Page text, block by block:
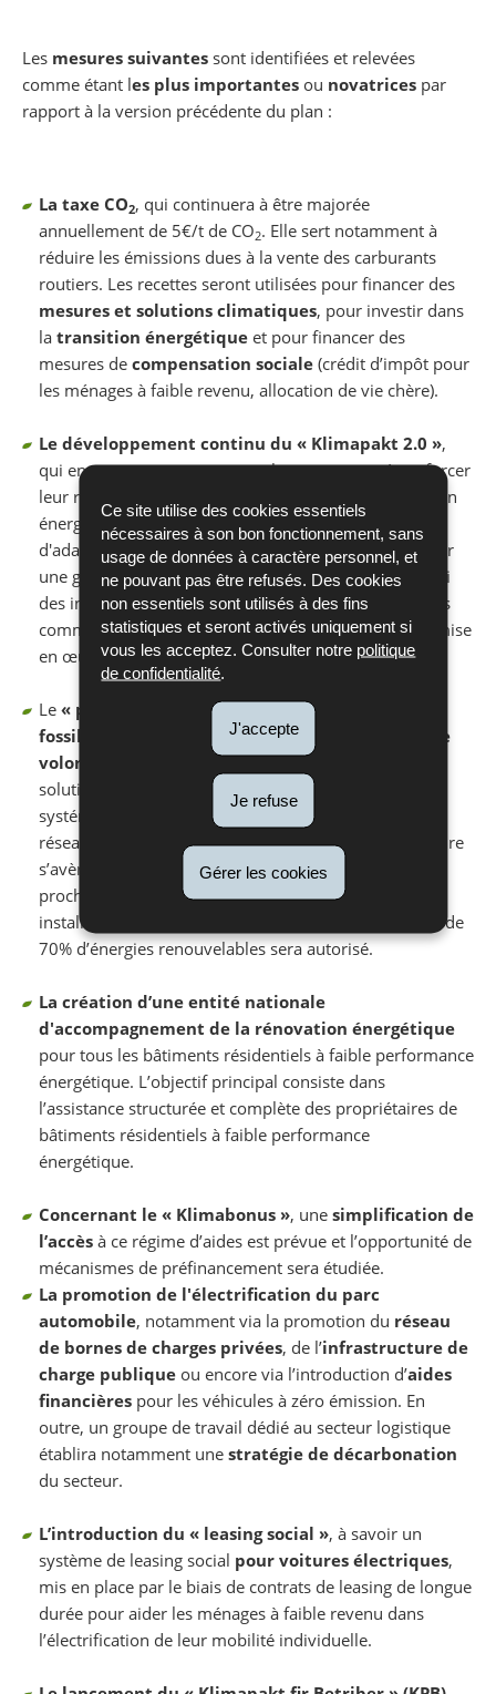
Ce site utilise des cookies essentiels
nécessaires à son bon fonctionnement, sans
usage de données à caractère personnel, et
ne pouvant pas être refusés. Des cookies
non essentiels sont utilisés à des fins
statistiques et seront activés uniquement si
vous les acceptez. Consulter notre politique
de confidentialité
J'accepte
Je refuse
Gérer les cookies
Les mesures suivantes sont identifiées et relevées
comme étant les plus importantes ou novatrices par
rapport à la version précédente du plan :
La taxe CO2, qui continuera à être majorée
annuellement de 5€/t de CO2. Elle sert notamment à
réduire les émissions dues à la vente des carburants
routiers. Les recettes seront utilisées pour financer des
mesures et solutions climatiques, pour investir dans
la transition énergétique et pour financer des
mesures de compensation sociale (crédit d’impôt pour
les ménages à faible revenu, allocation de vie chère).
Le développement continu du « Klimapakt 2.0 »,
qui encourage et accompagne les communes à renforcer
leur rôle exemplaire dans l’action climat et la transition
énergétique, à contribuer aux efforts en matière
d'adaptation au changement climatique, à promouvoir
une gestion efficace des ressources, et à stimuler ainsi
des investissements locaux et régionaux durables. Les
communes sont des partenaires importants dans la mise
en œuvre des objectifs climatiques au niveau local.
Le « phase-out » (sortie progressive)
fossile
, qui dans une première phase se fera sur
base
volontaire
avec le soutien d’aides financières et de
solutions collectives, comme les rénovations
systématiques de quartier et le développement de
réseaux de chaleur décarbonés. Si l’approche volontaire
s’avère être trop lente ou insuffisante, dans une
prochaine étape seul le remplacement avec des
installations de chauffage opérées avec un minimum de
70% d’énergies renouvelables sera autorisé.
La création d’une entité nationale
d'accompagnement de la rénovation énergétique
pour tous les bâtiments résidentiels à faible performance
énergétique. L’objectif principal consiste dans
l’assistance structurée et complète des propriétaires de
bâtiments résidentiels à faible performance
énergétique.
Concernant le « Klimabonus », une simplification de
l’accès à ce régime d’aides est prévue et l’opportunité de
mécanismes de préfinancement sera étudiée.
La promotion de l'électrification du parc
automobile, notamment via la promotion du réseau
de bornes de charges privées, de l’infrastructure de
charge publique ou encore via l’introduction d’aides
financières pour les véhicules à zéro émission. En
outre, un groupe de travail dédié au secteur logistique
établira notamment une stratégie de décarbonation
du secteur.
L’introduction du « leasing social », à savoir un
système de leasing social pour voitures électriques,
mis en place par le biais de contrats de leasing de longue
durée pour aider les ménages à faible revenu dans
l’électrification de leur mobilité individuelle.